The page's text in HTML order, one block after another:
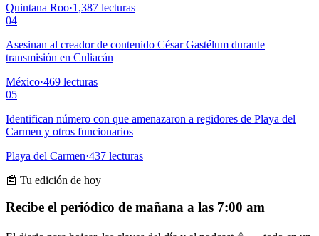
Quintana Roo·1,387 lecturas
04
Asesinan al creador de contenido César Gastélum durante
transmisión en Culiacán
México·469 lecturas
05
Identifican número con que amenazaron a regidores de Playa del
Carmen y otros funcionarios
Playa del Carmen·437 lecturas
📰 Tu edición de hoy
Recibe el periódico de mañana a las 7:00 am